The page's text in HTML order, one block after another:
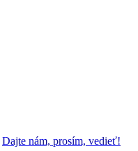
Dajte nám, prosím, vedieť!